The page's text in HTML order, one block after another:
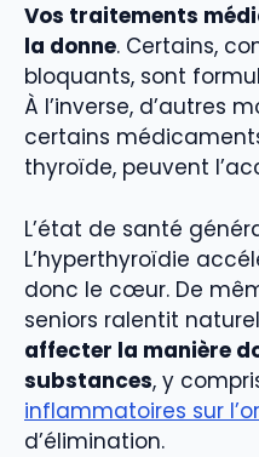
Vos traitements
la donne. Certains,
bloquants, sont
À l’inverse, d’autres
certains
thyroïde, peuvent
L’état de santé
L’hyperthyroïdie
donc le cœur. De
seniors ralentit
affecter la manière
substances, y
inflammatoires sur
d’élimination.